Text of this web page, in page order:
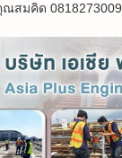
สมคิด 0818273009